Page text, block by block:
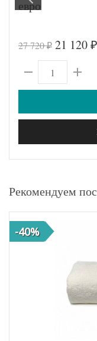
евро
27 720₽ 21 120 ₽
Рекомендуем
-40%